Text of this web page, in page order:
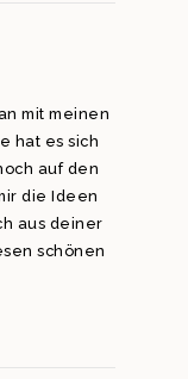
mit meinen
hat es sich
auf den
die Ideen
aus deiner
schönen